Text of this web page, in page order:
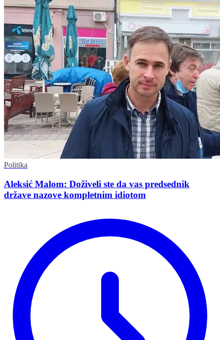
Politika
Aleksić Malom: Doživeli ste da vas predsednik
države nazove kompletnim idiotom